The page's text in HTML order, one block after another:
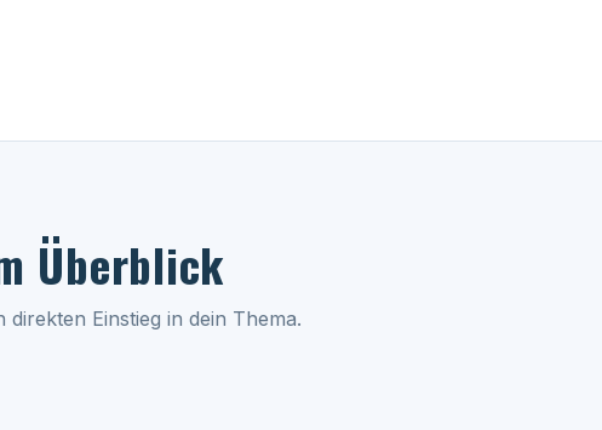
Überblick
Einstieg in dein Thema.